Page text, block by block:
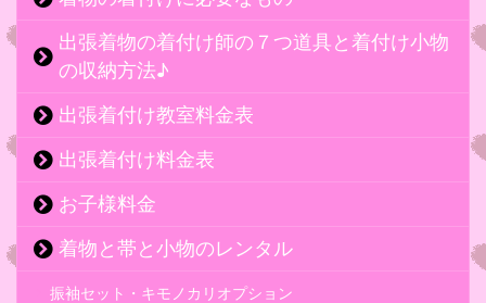
出張着物の着付け師の７つ道具と着付け小物
の収納方法♪
出張着付け教室料金表
出張着付け料金表
お子様料金
着物と帯と小物のレンタル
振袖セット・キモノカリオプション